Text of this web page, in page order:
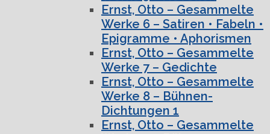
Ernst, Otto – Gesammelte
Werke 6 – Satiren • Fabeln •
Epigramme • Aphorismen
Ernst, Otto – Gesammelte
Werke 7 – Gedichte
Ernst, Otto – Gesammelte
Werke 8 – Bühnen-
Dichtungen 1
Ernst, Otto – Gesammelte